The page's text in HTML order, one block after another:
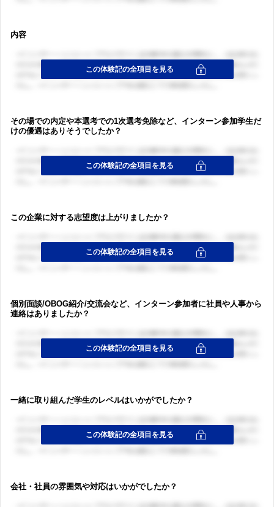
内容
その場での内定や本選考での1次選考免除など、インターン参加学生だ
けの優遇はありそうでしたか？
この企業に対する志望度は上がりましたか？
個別面談/OBOG紹介/交流会など、インターン参加者に社員や人事から
連絡はありましたか？
一緒に取り組んだ学生のレベルはいかがでしたか？
会社・社員の雰囲気や対応はいかがでしたか？